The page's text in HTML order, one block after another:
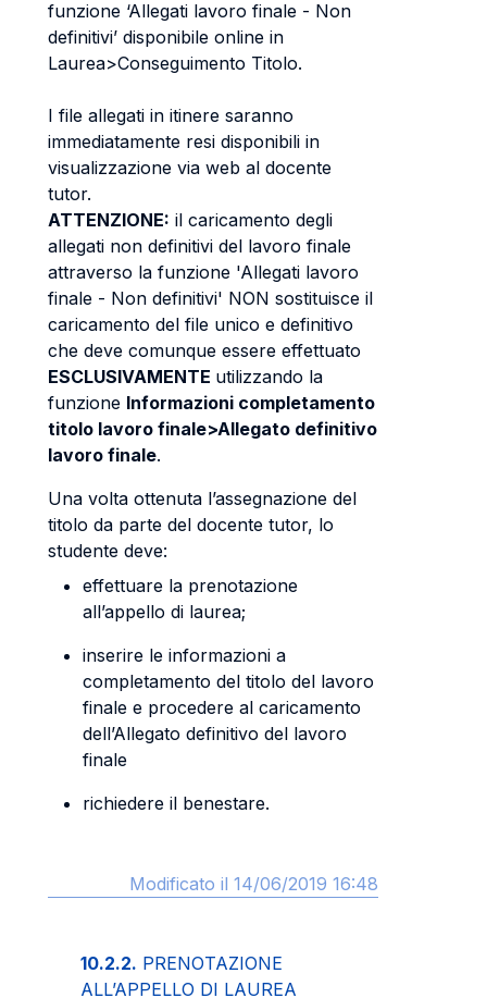
funzione ‘Allegati lavoro finale - Non
definitivi’ disponibile online in
Laurea>Conseguimento Titolo.
I file allegati in itinere saranno
immediatamente resi disponibili in
visualizzazione via web al docente
tutor.
ATTENZIONE: il caricamento degli
allegati non definitivi del lavoro finale
attraverso la funzione 'Allegati lavoro
finale - Non definitivi' NON sostituisce il
caricamento del file unico e definitivo
che deve comunque essere effettuato
ESCLUSIVAMENTE utilizzando la
funzione Informazioni completamento
titolo lavoro finale>Allegato definitivo
lavoro finale.
Una volta ottenuta l’assegnazione del
titolo da parte del docente tutor, lo
studente deve:
effettuare la prenotazione
all’appello di laurea;
inserire le informazioni a
completamento del titolo del lavoro
finale e procedere al caricamento
dell’Allegato definitivo del lavoro
finale
richiedere il benestare.
Modificato il 14/06/2019 16:48
10.2.2. PRENOTAZIONE
ALL’APPELLO DI LAUREA